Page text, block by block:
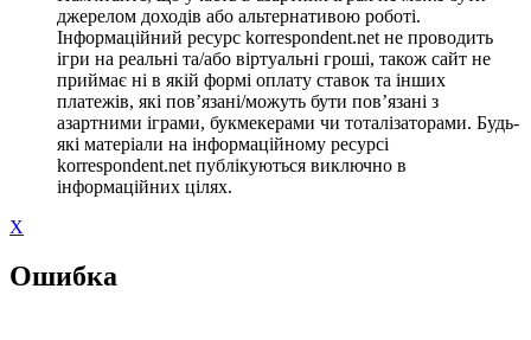
джерелом доходів або альтернативою роботі.
Інформаційний ресурс korrespondent.net не проводить
ігри на реальні та/або віртуальні гроші, також сайт не
приймає ні в якій формі оплату ставок та інших
платежів, які пов’язані/можуть бути пов’язані з
азартними іграми, букмекерами чи тоталізаторами. Будь-
які матеріали на інформаційному ресурсі
korrespondent.net публікуються виключно в
інформаційних цілях.
X
Ошибка